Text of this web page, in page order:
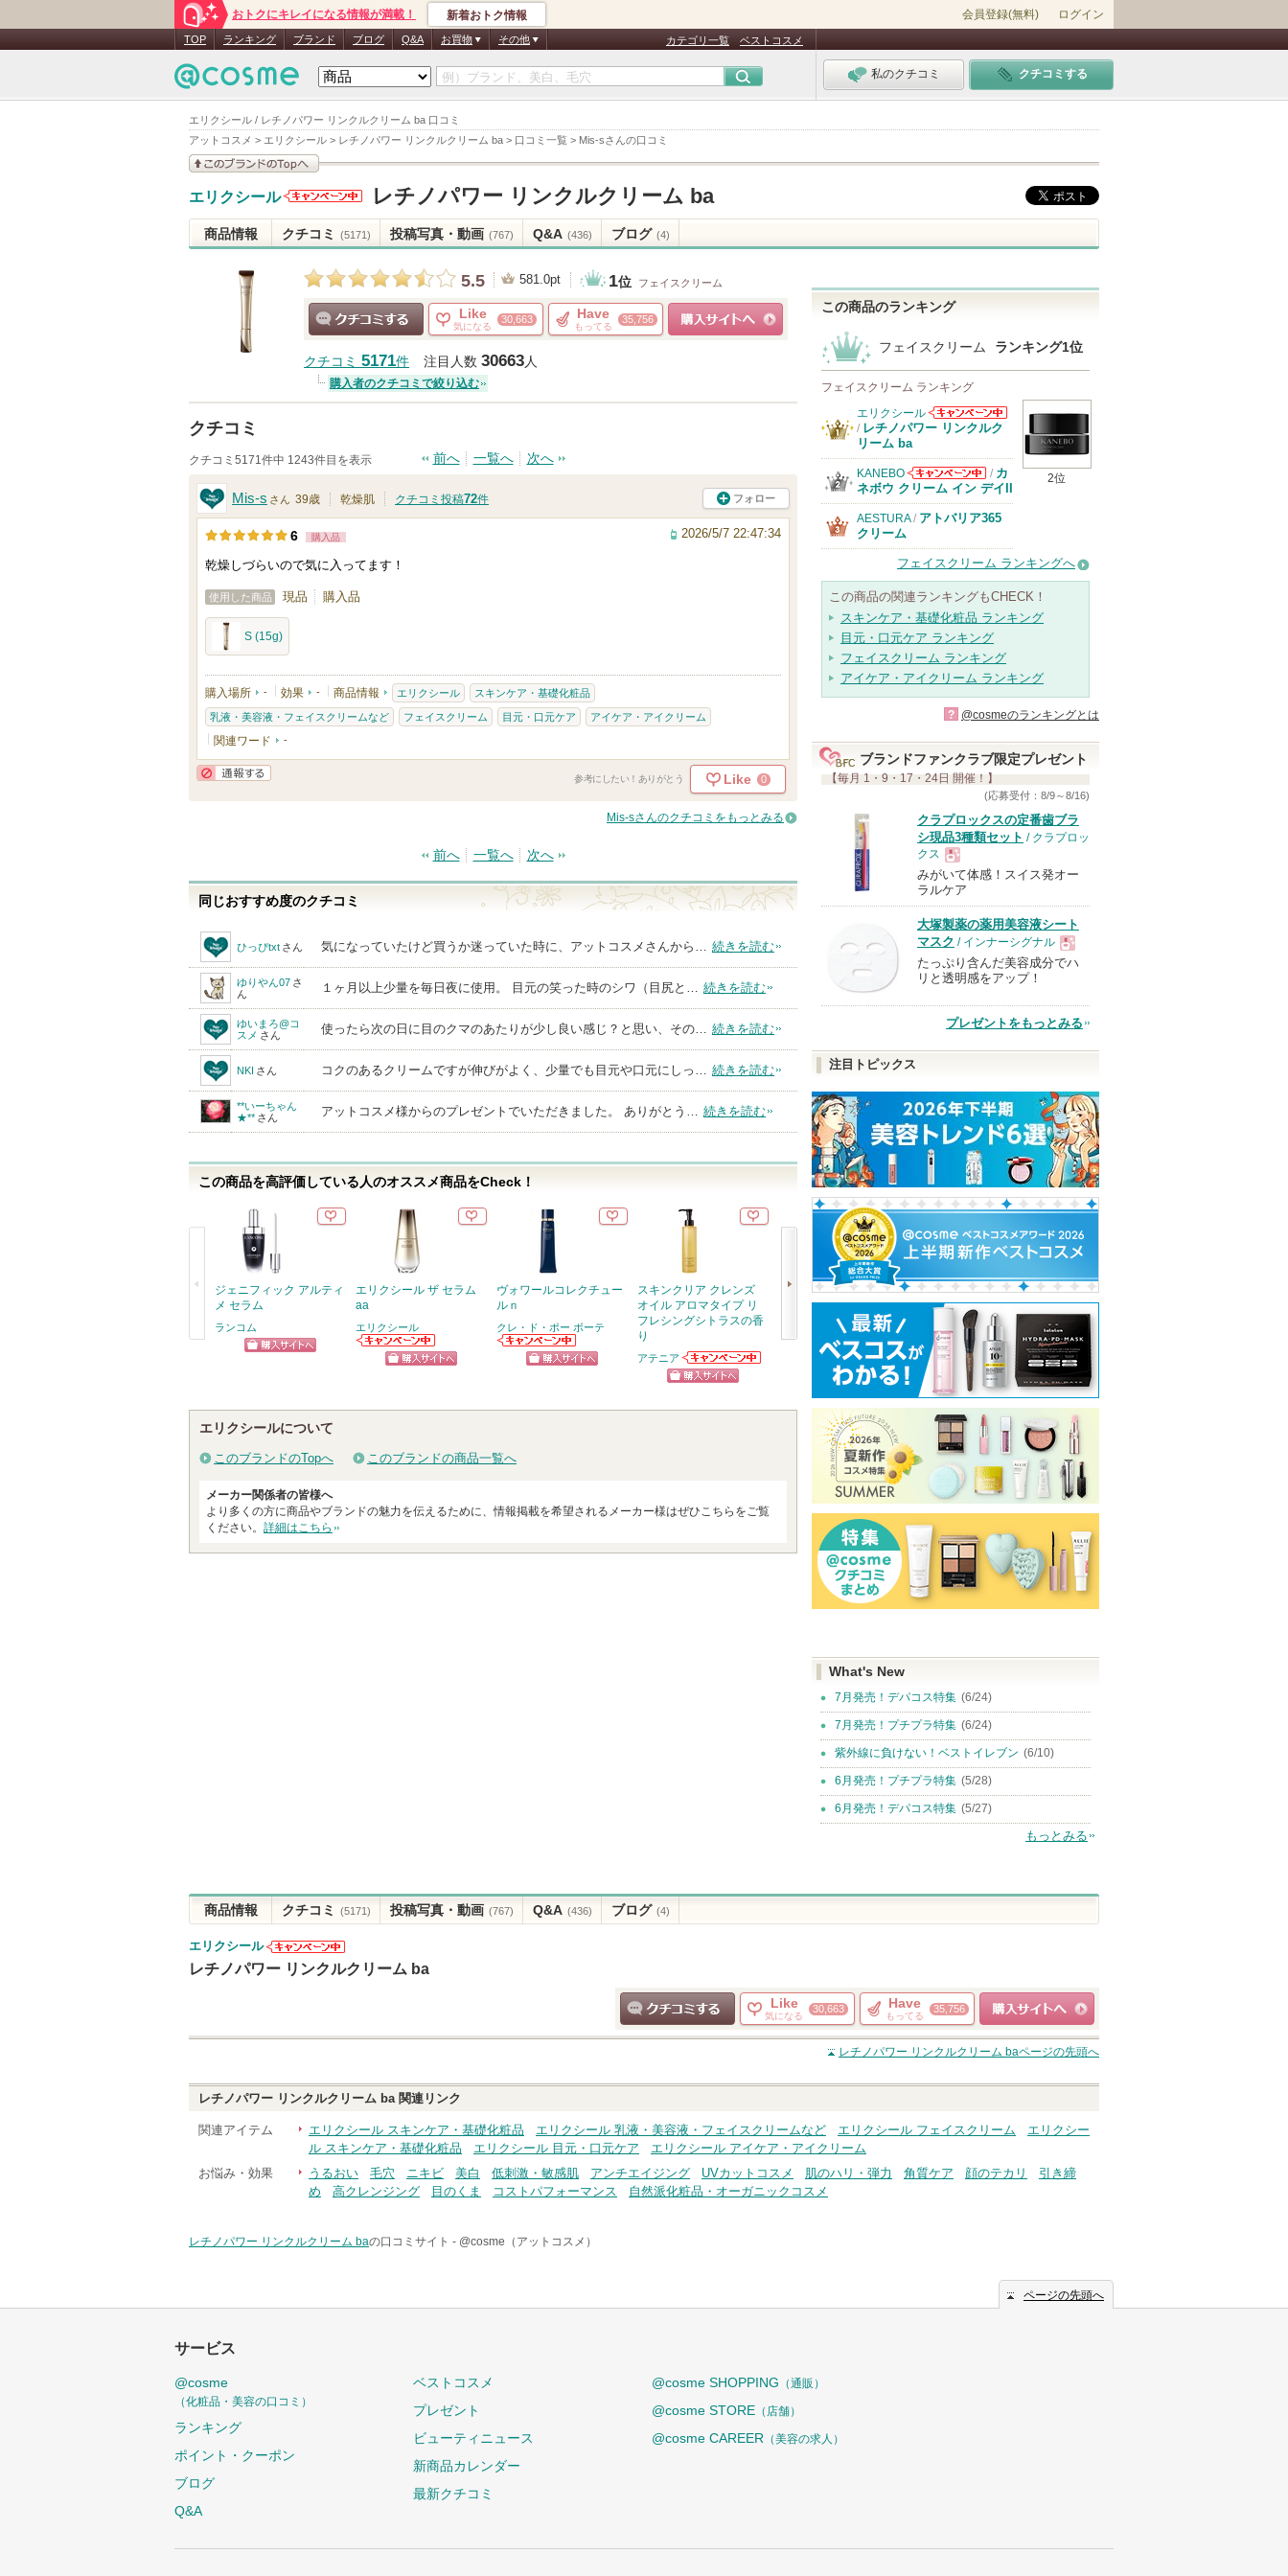
エリクシール / レチノパワー リンクルクリーム ba 口コミ
アットコスメ > エリクシール > レチノパワー リンクルクリーム ba > 口コミ一覧 > Mis-sさんの口コミ
おトクにキレイになる情報が満載！ 新着おトク情報 会員登録(無料) ログイン
TOP ランキング ブランド ブログ Q&A お買物 その他 カテゴリ一覧 ベストコスメ
私のクチコミ クチコミする
エリクシール
ルからのお
知らせがあ
ります
レチノパワー リンクルクリーム ba
商品情報 クチコミ (5171) 投稿写真・動画 (767) Q&A (436) ブログ (4)
5.5 581.0pt 1位 フェイスクリーム
Like
気になる
30,663 Have
もってる
35,756
クチコミ 5171件 注目人数 30663人
購入者のクチコミで絞り込む
クチコミ
クチコミ5171件中 1243件目を表示 前へ 一覧へ 次へ
Mis-s さん 39歳 乾燥肌 クチコミ投稿72件 フォロー
6 購入品 2026/5/7 22:47:34
乾燥しづらいので気に入ってます！
使用した商品 現品 購入品
S (15g)
購入場所 - 効果 - 商品情報 エリクシール スキンケア・基礎化粧品
乳液・美容液・フェイスクリームなど フェイスクリーム 目元・口元ケア アイケア・アイクリーム
関連ワード -
参考にしたい！ありがとう Like 0
Mis-sさんのクチコミをもっとみる
前へ 一覧へ 次へ
同じおすすめ度のクチコミ
ひっぴtxt さん 気になっていたけど買うか迷っていた時に、アットコスメさんから… 続きを読む
ゆりやん07 さ
ん
１ヶ月以上少量を毎日夜に使用。 目元の笑った時のシワ（目尻と… 続きを読む
ゆいまろ@コ
スメ さん 使ったら次の日に目のクマのあたりが少し良い感じ？と思い、その… 続きを読む
NKI さん コクのあるクリームですが伸びがよく、少量でも目元や口元にしっ… 続きを読む
**いーちゃん
★** さん アットコスメ様からのプレゼントでいただきました。 ありがとう… 続きを読む
この商品を高評価している人のオススメ商品をCheck！
ジェニフィック アルティ
メ セラム
ランコム
エリクシール ザ セラム
aa
エリクシール
エリクシールか
らのお知らせが
ヴォワールコレクチュー
ルｎ
クレ・ド・ポー ボーテ
クレ・ド・ポー
ボーテからのお
スキンクリア クレンズ
オイル アロマタイプ リ
フレシングシトラスの香
り
アテニア
アテニアからの
お知らせがあり
ジェノプティクス インフ
ィニットオーラ エッセン
SK-II
SK-IIからのお知
らせがあります
ショッピン
グサイトへ
クリーミータッチライナ
ー
キャンメイク
ショッピン
グサイトへ
PDRN ヒアルロン酸100
セラム
Anua
Anuaからのお知
らせがあります
エリクシールについて
このブランドのTopへ このブランドの商品一覧へ
メーカー関係者の皆様へ
より多くの方に商品やブランドの魅力を伝えるために、情報掲載を希望されるメーカー様はぜひこちらをご覧
ください。 詳細はこちら
この商品のランキング
フェイスクリーム ランキング1位
フェイスクリーム ランキング
2位
エリクシール
エリクシールか
/ レチノパワー リンクルク
リーム ba
KANEBO
KANEBOから
のお知らせがあ
ります
/ カ
ネボウ クリーム イン デイII
AESTURA/ アトバリア365
クリーム
フェイスクリーム ランキングへ
この商品の関連ランキングもCHECK！
スキンケア・基礎化粧品 ランキング
目元・口元ケア ランキング
フェイスクリーム ランキング
アイケア・アイクリーム ランキング
? @cosmeのランキングとは
ブランドファンクラブ限定プレゼント
【毎月 1・9・17・24日 開催！】
(応募受付：8/9～8/16)
クラプロックスの定番歯ブラ
シ現品3種類セット / クラプロッ
クス
現
品
みがいて体感！スイス発オー
ラルケア
大塚製薬の薬用美容液シート
マスク / インナーシグナル
現
品
たっぷり含んだ美容成分でハ
リと透明感をアップ！
プレゼントをもっとみる
注目トピックス
What's New
7月発売！デパコス特集 (6/24)
7月発売！プチプラ特集 (6/24)
紫外線に負けない！ベストイレブン (6/10)
6月発売！プチプラ特集 (5/28)
6月発売！デパコス特集 (5/27)
もっとみる
商品情報 クチコミ (5171) 投稿写真・動画 (767) Q&A (436) ブログ (4)
エリクシール
エリクシール
レチノパワー リンクルクリーム ba
クチコミする
Like
気になる
30,663 Have
もってる
35,756
ショッピングサイト
へ
レチノパワー リンクルクリーム baページの先頭へ
レチノパワー リンクルクリーム ba関連リンク
関連アイテム エリクシール スキンケア・基礎化粧品 エリクシール 乳液・美容液・フェイスクリームなど エリクシール フェイスクリーム
エリクシー
ル スキンケア・基礎化粧品
エリクシール 目元・口元ケア
エリクシール アイケア・アイクリーム
お悩み・効果
うるおい 毛穴 ニキビ 美白 低刺激・敏感肌 アンチエイジング UVカットコスメ 肌のハリ・弾力 角質ケア 顔のテカリ
引き締
め
高クレンジング 目のくま コストパフォーマンス 自然派化粧品・オーガニックコスメ
レチノパワー リンクルクリーム baの口コミサイト - @cosme（アットコスメ）
ページの先頭へ
サービス
@cosme
（化粧品・美容の口コミ）
ランキング
ポイント・クーポン
ブログ
Q&A
ベストコスメ
プレゼント
ビューティニュース
新商品カレンダー
最新クチコミ
@cosme SHOPPING （通販）
@cosme STORE （店舗）
@cosme CAREER （美容の求人）